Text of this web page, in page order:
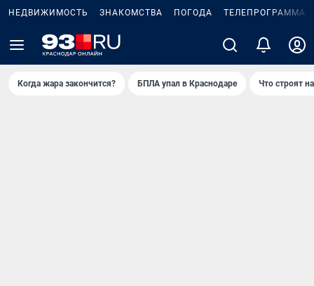
НЕДВИЖИМОСТЬ ЗНАКОМСТВА ПОГОДА ТЕЛЕПРОГРАММА
Когда жара закончится? БПЛА упал в Краснодаре Что строят